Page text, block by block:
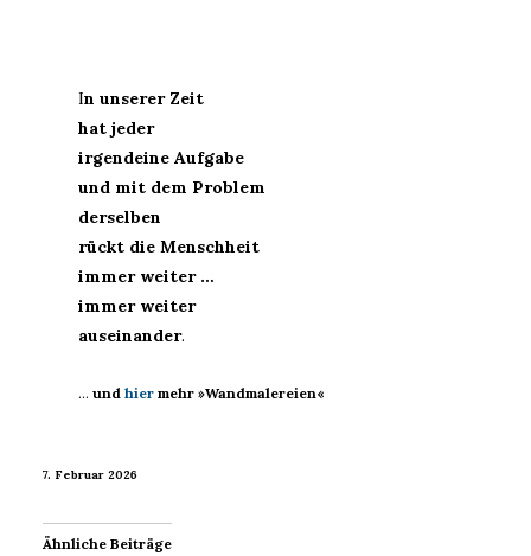
In unserer Zeit
hat jeder
irgendeine Aufgabe
und mit dem Problem
derselben
rückt die Menschheit
immer weiter …
immer weiter
auseinander.
…undhier mehr »Wandmalereien«
7. Februar 2026
Ähnliche Beiträge